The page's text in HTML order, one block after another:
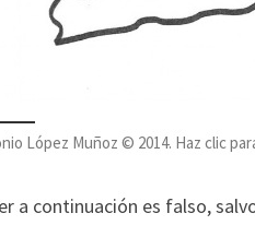
López Muñoz © 2014. Haz clic
a continuación es falso,